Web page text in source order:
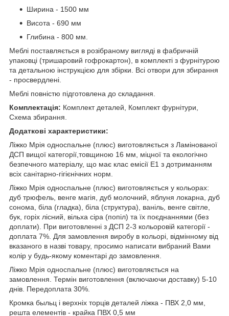
Ширина - 1500 мм
Висота - 690 мм
Глибина - 800 мм.
Меблі поставляється в розібраному вигляді в фабричній
упаковці (тришаровий гофрокартон), в комплекті з фурнітурою
та детальною інструкцією для збірки. Всі отвори для збирання
- просвердлені.
Меблі повністю підготовлена до складання.
Комплектація: Комплект деталей, Комплект фурнітури,
Схема збирання.
Додаткові характеристики:
Ліжко Мрія односпальне (плюс) виготовляється з Ламінованої
ДСП вищої категорії,товщиною 16 мм, міцної та екологічно
безпечного матеріалу, що має клас емісії Е1 з дотриманням
всіх санітарно-гігієнічних норм.
Ліжко Мрія односпальне (плюс) виготовляється у кольорах:
дуб трюфель, венге магія, дуб молочний, яблуня локарна, дуб
сонома, біла (гладка), біла (структура), ваніль, венге світле,
бук, горіх лісний, вільха сіра (попіл) та їх поєднаннями (без
доплати). При виготовленні з ДСП 2-3 кольоровій категорії -
доплата 7%. Для замовлення виробу в кольорі, відмінному від
вказаного в назві товару, просимо написати вибраний Вами
колір у будь-якому коментарі до замовлення.
Ліжко Мрія односпальне (плюс) виготовляється на
замовлення. Термін виготовлення (включаючи доставку) 5-10
днів. Передоплата 30%.
Кромка быльц і верхніх торців деталей ліжка - ПВХ 2,0 мм,
решта елементів - крайка ПВХ 0,5 мм